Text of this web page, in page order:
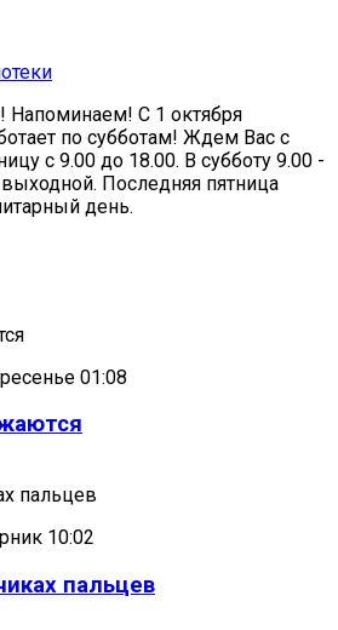
Напоминаем! С 1 октября
по субботам! Ждем Вас с
с 9.00 до 18.00. В субботу 9.00 -
Последняя пятница
день.
01:08
пальцев
10:02
пальцев